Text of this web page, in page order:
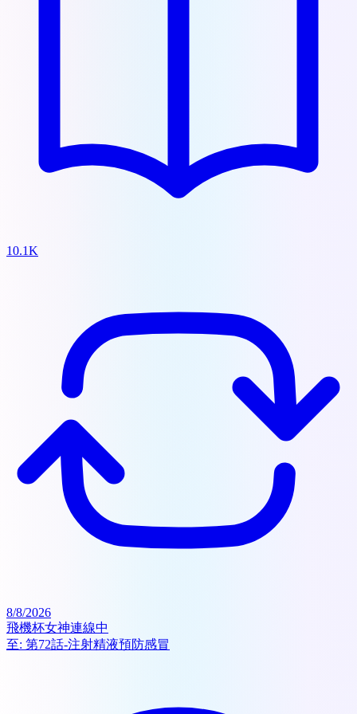
10.1K
8/8/2026
飛機杯女神連線中
至: 第72話-注射精液預防感冒